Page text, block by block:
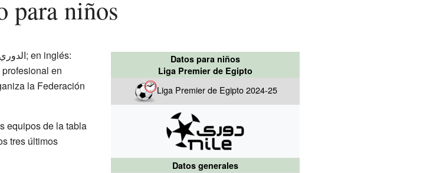
para niños
Datos para niños
Liga Premier de Egipto
Liga Premier de Egipto 2024-25
Datos generales
profesional en
la Federación
equipos de la tabla
tres últimos